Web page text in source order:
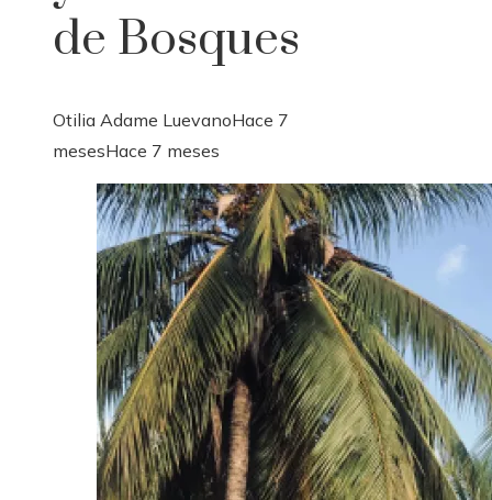
de Bosques
Otilia Adame LuevanoHace 7
mesesHace 7 meses